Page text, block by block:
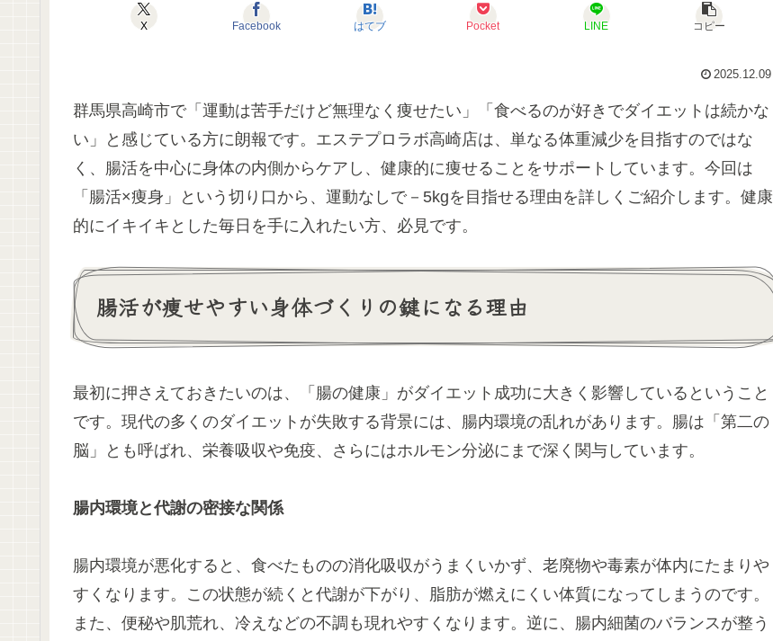
X Facebook はてブ Pocket LINE コピー
2025.12.09
群馬県高崎市で「運動は苦手だけど無理なく痩せたい」「食べるのが好きでダイエットは続かな
い」と感じている方に朗報です。エステプロラボ高崎店は、単なる体重減少を目指すのではな
く、腸活を中心に身体の内側からケアし、健康的に痩せることをサポートしています。今回は
「腸活×痩身」という切り口から、運動なしで－5kgを目指せる理由を詳しくご紹介します。健康
的にイキイキとした毎日を手に入れたい方、必見です。
腸活が痩せやすい身体づくりの鍵になる理由
最初に押さえておきたいのは、「腸の健康」がダイエット成功に大きく影響しているということ
です。現代の多くのダイエットが失敗する背景には、腸内環境の乱れがあります。腸は「第二の
脳」とも呼ばれ、栄養吸収や免疫、さらにはホルモン分泌にまで深く関与しています。
腸内環境と代謝の密接な関係
腸内環境が悪化すると、食べたものの消化吸収がうまくいかず、老廃物や毒素が体内にたまりや
すくなります。この状態が続くと代謝が下がり、脂肪が燃えにくい体質になってしまうのです。
また、便秘や肌荒れ、冷えなどの不調も現れやすくなります。逆に、腸内細菌のバランスが整う